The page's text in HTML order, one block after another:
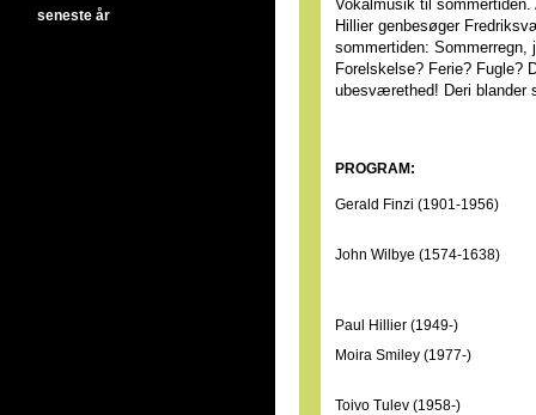
Vokalmusik til sommertiden.
Hillier genbesøger
sommertiden:
Forelskelse? Ferie? Fugle?
ubesværethed! Deri blander
PROGRAM:
Gerald Finzi (1901-1956)
John Wilbye (1574-1638)
Paul Hillier (1949-)
Moira Smiley (1977-)
Toivo Tulev (1958-)
seneste år